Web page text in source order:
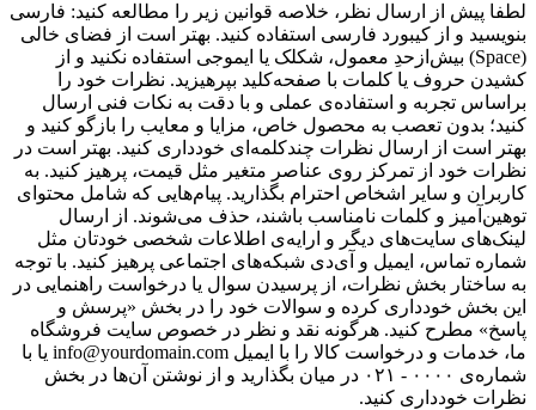
لطفا پیش از ارسال نظر، خلاصه قوانین زیر را مطالعه کنید: فارسی
بنویسید و از کیبورد فارسی استفاده کنید. بهتر است از فضای خالی
(Space) بیش‌از‌حدِ معمول، شکلک یا ایموجی استفاده نکنید و از
کشیدن حروف یا کلمات با صفحه‌کلید بپرهیزید. نظرات خود را
براساس تجربه و استفاده‌ی عملی و با دقت به نکات فنی ارسال
کنید؛ بدون تعصب به محصول خاص، مزایا و معایب را بازگو کنید و
بهتر است از ارسال نظرات چندکلمه‌‌ای خودداری کنید. بهتر است در
نظرات خود از تمرکز روی عناصر متغیر مثل قیمت، پرهیز کنید. به
کاربران و سایر اشخاص احترام بگذارید. پیام‌هایی که شامل محتوای
توهین‌آمیز و کلمات نامناسب باشند، حذف می‌شوند. از ارسال
لینک‌های سایت‌های دیگر و ارایه‌ی اطلاعات شخصی خودتان مثل
شماره تماس، ایمیل و آی‌دی شبکه‌های اجتماعی پرهیز کنید. با توجه
به ساختار بخش نظرات، از پرسیدن سوال یا درخواست راهنمایی در
این بخش خودداری کرده و سوالات خود را در بخش «پرسش و
پاسخ» مطرح کنید. هرگونه نقد و نظر در خصوص سایت فروشگاه
ما، خدمات و درخواست کالا را با ایمیل info@yourdomain.com یا با
شماره‌ی ۰۰۰۰ - ۰۲۱ در میان بگذارید و از نوشتن آن‌ها در بخش
نظرات خودداری کنید.